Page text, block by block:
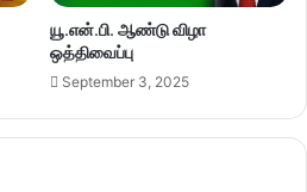
யூ.என்.பி. ஆண்டு விழா
ஒத்திவைப்பு
September 3, 2025